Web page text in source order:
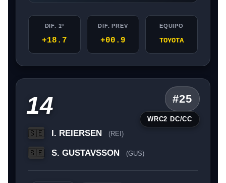
DIF. 1º
+18.7
DIF. PREV
+00.9
EQUIPO
TOYOTA
14 #25
WRC2 DC/CC
🇸🇪 I. REIERSEN (REI)
🇸🇪 S. GUSTAVSSON (GUS)